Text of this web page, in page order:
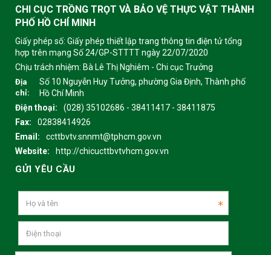
CHI CỤC TRỒNG TRỌT VÀ BẢO VỆ THỰC VẬT THÀNH
PHỐ HỒ CHÍ MINH
Giấy phép số: Giấy phép thiết lập trang thông tin điện tử tổng
hợp trên mạng Số 24/GP-STTTT ngày 22/07/2020
Chịu trách nhiệm: Bà Lê Thị Nghiêm - Chi cục Trưởng
Địa
chỉ:
Số 10 Nguyễn Huy Tưởng, phường Gia Định, Thành phố
Hồ Chí Minh
Điện thoại:
(028) 35102686 - 38411417 - 38411875
Fax:
02838414926
Email:
ccttbvtv.snnmt@tphcm.gov.vn
Website:
http://chicucttbvtvhcm.gov.vn
GỬI YÊU CẦU